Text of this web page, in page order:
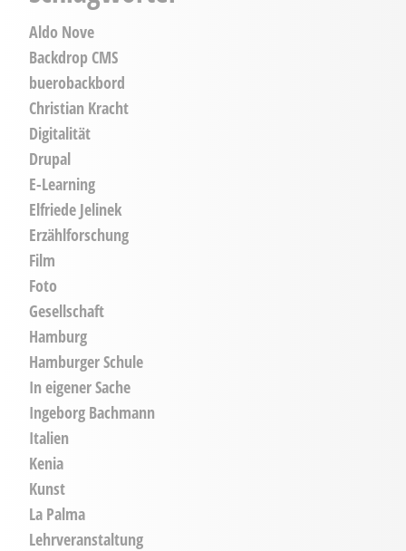
Aldo Nove
Backdrop CMS
buerobackbord
Christian Kracht
Digitalität
Drupal
E-Learning
Elfriede Jelinek
Erzählforschung
Film
Foto
Gesellschaft
Hamburg
Hamburger Schule
In eigener Sache
Ingeborg Bachmann
Italien
Kenia
Kunst
La Palma
Lehrveranstaltung